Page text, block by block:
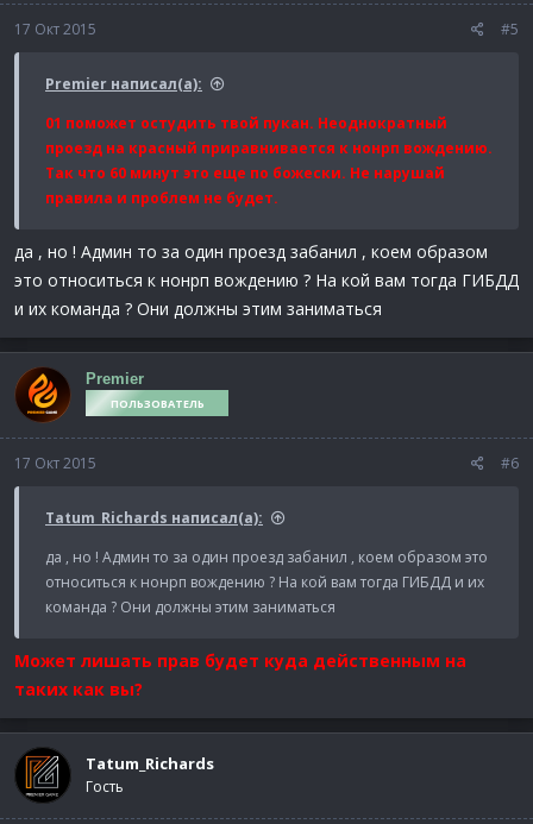
17 Окт 2015 #5
Premier написал(а):
01 поможет остудить твой пукан. Неоднократный
проезд на красный приравнивается к нонрп вождению.
Так что 60 минут это еще по божески. Не нарушай
правила и проблем не будет.
да , но ! Админ то за один проезд забанил , коем образом
это относиться к нонрп вождению ? На кой вам тогда ГИБДД
и их команда ? Они должны этим заниматься
Premier
ПОЛЬЗОВАТЕЛЬ
17 Окт 2015 #6
Tatum_Richards написал(а):
да , но ! Админ то за один проезд забанил , коем образом это
относиться к нонрп вождению ? На кой вам тогда ГИБДД и их
команда ? Они должны этим заниматься
Может лишать прав будет куда действенным на
таких как вы?
Tatum_Richards
Гость